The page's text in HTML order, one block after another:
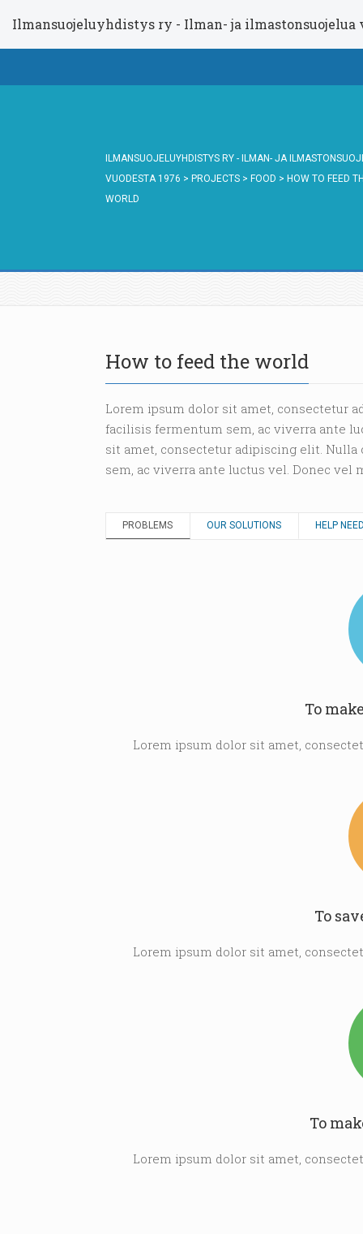
Ilmansuojeluyhdistys ry - Ilman- ja ilmastonsuojelua
ILMANSUOJELUYHDISTYS RY - ILMAN- JA
VUODESTA 1976 > PROJECTS > FOOD > HOW TO FEED
WORLD
How to feed the world
Lorem ipsum dolor sit amet, consectetur
facilisis fermentum sem, ac viverra ante
sit amet, consectetur adipiscing elit.
sem, ac viverra ante luctus vel. Donec vel
PROBLEMS OUR SOLUTIONS HELP
To
Lorem ipsum dolor sit amet,
To
Lorem ipsum dolor sit amet,
To
Lorem ipsum dolor sit amet,